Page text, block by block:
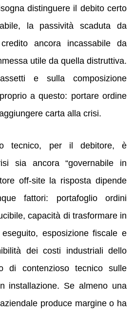
distinguere il debito certo
la passività scaduta da
ancora incassabile da
utile da quella distruttiva.
e sulla composizione
a questo: portare ordine
carta alla crisi.
tecnico, per il debitore, è
sia ancora “governabile in
off-site la risposta dipende
fattori: portafoglio ordini
capacità di trasformare in
esposizione fiscale e
dei costi industriali dello
di contenzioso tecnico sulle
installazione. Se almeno una
produce margine o ha